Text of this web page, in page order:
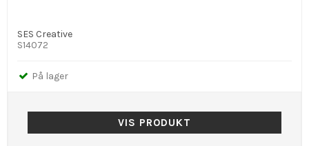
SES Creative
S14072
På lager
VIS PRODUKT